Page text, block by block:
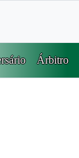
Árbitro